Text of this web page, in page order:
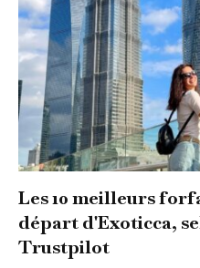
Les 10 meilleurs
départ d'Exoticca,
Trustpilot